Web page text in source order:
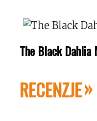
The Black Dahlia
RECENZJE